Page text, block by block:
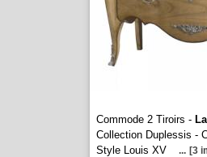
Commode 2 Tiroirs -
Collection Duplessis -
Style Louis XV
... [3